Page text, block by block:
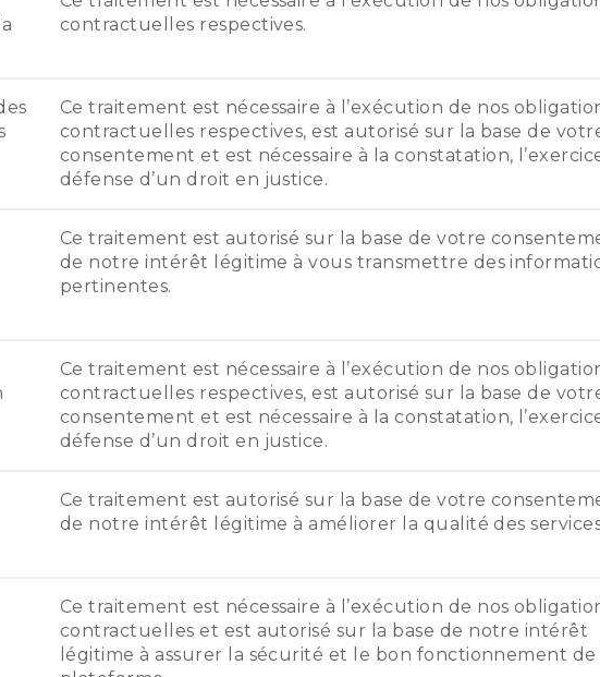
contractuelles respectives.
Ce traitement est nécessaire à l’exécution de nos
contractuelles respectives, est autorisé sur la base de
consentement et est nécessaire à la constatation,
défense d’un droit en justice.
Ce traitement est autorisé sur la base de votre
de notre intérêt légitime à vous transmettre des
pertinentes.
Ce traitement est nécessaire à l’exécution de nos
contractuelles respectives, est autorisé sur la base de
consentement et est nécessaire à la constatation,
défense d’un droit en justice.
Ce traitement est autorisé sur la base de votre
de notre intérêt légitime à améliorer la qualité des
Ce traitement est nécessaire à l’exécution de nos
contractuelles et est autorisé sur la base de notre intérêt
légitime à assurer la sécurité et le bon fonctionnement de